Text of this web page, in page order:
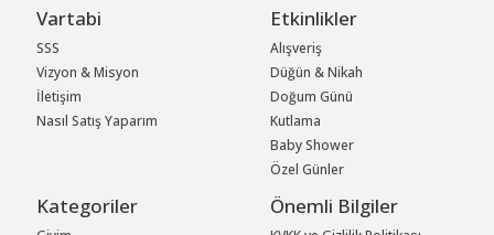
Vartabi
SSS
Vizyon & Misyon
İletişim
Nasıl Satış Yaparım
Etkinlikler
Alışveriş
Düğün & Nikah
Doğum Günü
Kutlama
Baby Shower
Özel Günler
Kategoriler Önemli Bilgiler